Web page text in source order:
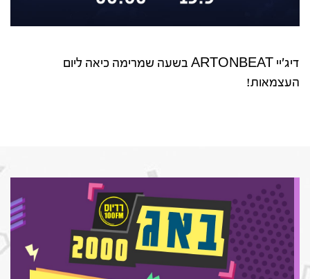
דיג'יי ARTONBEAT בשעה שמרימה כיאה ליום
העצמאות!